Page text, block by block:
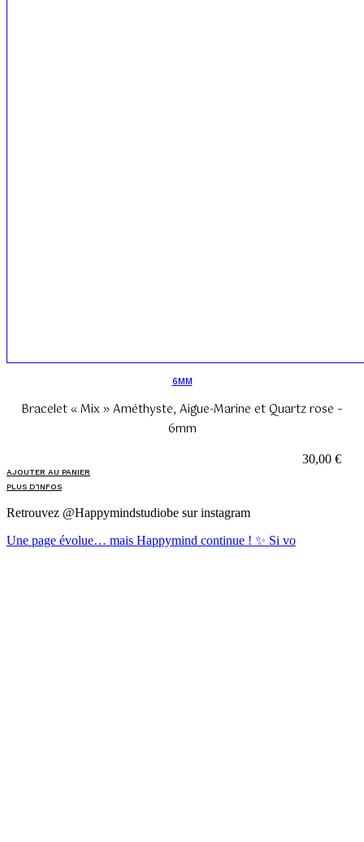
6MM
Bracelet « Mix » Améthyste, Aigue-Marine et Quartz rose –
6mm
30,00 €
AJOUTER AU PANIER
PLUS D'INFOS
Retrouvez @Happymindstudiobe sur instagram
Une page évolue… mais Happymind continue ! ✨ Si vo